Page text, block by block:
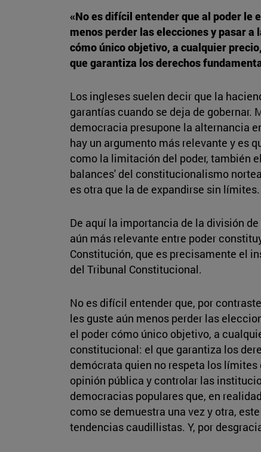
«No es difícil entender que al poder le
menos perder las elecciones y pasar
cómo único objetivo, a cualquier
que garantiza los derechos
Los ingleses suelen decir que la
garantías cuando se deja de
democracia presupone la alternancia
hay un argumento más relevante y es
como la limitación del poder, también
balances' del constitucionalismo
es otra que la de expandirse sin límites.
De aquí la importancia de la división
aún más relevante entre poder
Constitución, que es precisamente el
del Tribunal Constitucional.
No es difícil entender que, por
les guste aún menos perder las
el poder cómo único objetivo, a
constitucional: el que garantiza los
demócrata quien no respeta los
opinión pública y controlar las
democracias populares que, en
como se demuestra una vez y otra,
tendencias caudillistas. Y, por